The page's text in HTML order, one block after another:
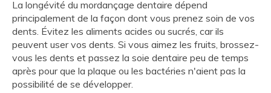
La longévité du mordançage dentaire dépend
principalement de la façon dont vous prenez soin de vos
dents. Évitez les aliments acides ou sucrés, car ils
peuvent user vos dents. Si vous aimez les fruits, brossez-
vous les dents et passez la soie dentaire peu de temps
après pour que la plaque ou les bactéries n'aient pas la
possibilité de se développer.